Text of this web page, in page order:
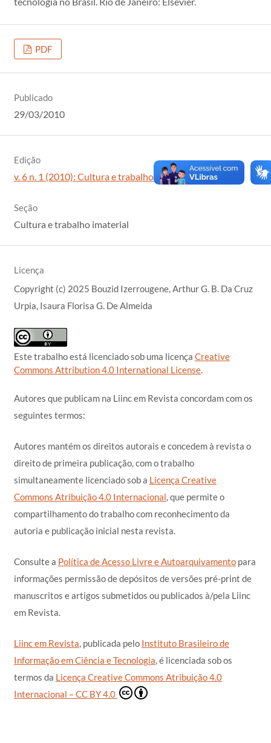
PDF
Publicado
29/03/2010
Edição
v. 6 n. 1 (2010): Cultura e trabalho imaterial
Seção
Cultura e trabalho imaterial
Licença
Copyright (c) 2025 Bouzid Izerrougene, Arthur G. B. Da Cruz
Urpia, Isaura Florisa G. De Almeida
Este trabalho está licenciado sob uma licença Creative
Commons Attribution 4.0 International License.
Autores que publicam na Liinc em Revista concordam com os
seguintes termos:
Autores mantém os direitos autorais e concedem à revista o
direito de primeira publicação, com o trabalho
simultaneamente licenciado sob a Licença Creative
Commons Atribuição 4.0 Internacional, que permite o
compartilhamento do trabalho com reconhecimento da
autoria e publicação inicial nesta revista.
Consulte a Política de Acesso Livre e Autoarquivamentopara
informações permissão de depósitos de versões pré-print de
manuscritos e artigos submetidos ou publicados à/pela Liinc
em Revista.
Liinc em Revista, publicada pelo Instituto Brasileiro de
Informação em Ciência e Tecnologia, é licenciada sob os
termos da Licença Creative Commons Atribuição 4.0
Internacional – CC BY 4.0